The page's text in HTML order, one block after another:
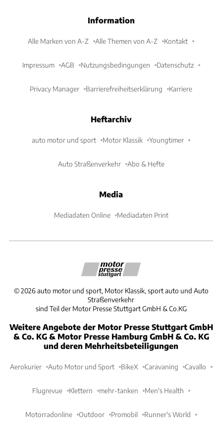
Information
Alle Marken von A-Z Alle Themen von A-Z Kontakt
Impressum AGB Nutzungsbedingungen Datenschutz
Privacy Manager Barrierefreiheitserklärung Karriere
Heftarchiv
auto motor und sport Motor Klassik Youngtimer
Auto Straßenverkehr Abo & Hefte
Media
Mediadaten Online Mediadaten Print
©2026 auto motor und sport, Motor Klassik, sport auto und Auto
Straßenverkehr
sind Teil der Motor Presse Stuttgart GmbH & Co.KG
Weitere Angebote der Motor Presse Stuttgart GmbH
& Co. KG & Motor Presse Hamburg GmbH & Co. KG
und deren Mehrheitsbeteiligungen
Aerokurier Auto Motor und Sport BikeX Caravaning Cavallo
Flugrevue Klettern mehr-tanken Men's Health
Motorradonline Outdoor Promobil Runner's World